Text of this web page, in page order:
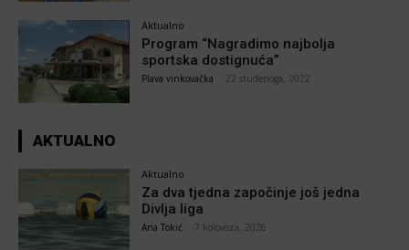
Aktualno
Program “Nagradimo najbolja
sportska dostignuća”
Plava vinkovačka 22 studenoga, 2022
AKTUALNO
Aktualno
Za dva tjedna započinje još jedna
Divlja liga
Ana Tokić 7 kolovoza, 2026